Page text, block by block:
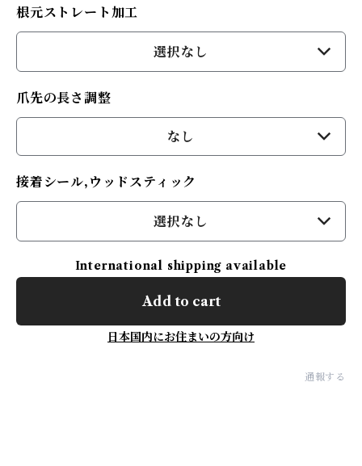
根元ストレート加工
選択なし
爪先の長さ調整
なし
接着シール,ウッドスティック
選択なし
International shipping available
Add to cart
日本国内にお住まいの方向け
通報する